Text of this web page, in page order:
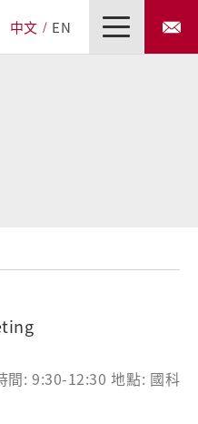
中文 EN
間: 9:30-12:30 地點: 國科